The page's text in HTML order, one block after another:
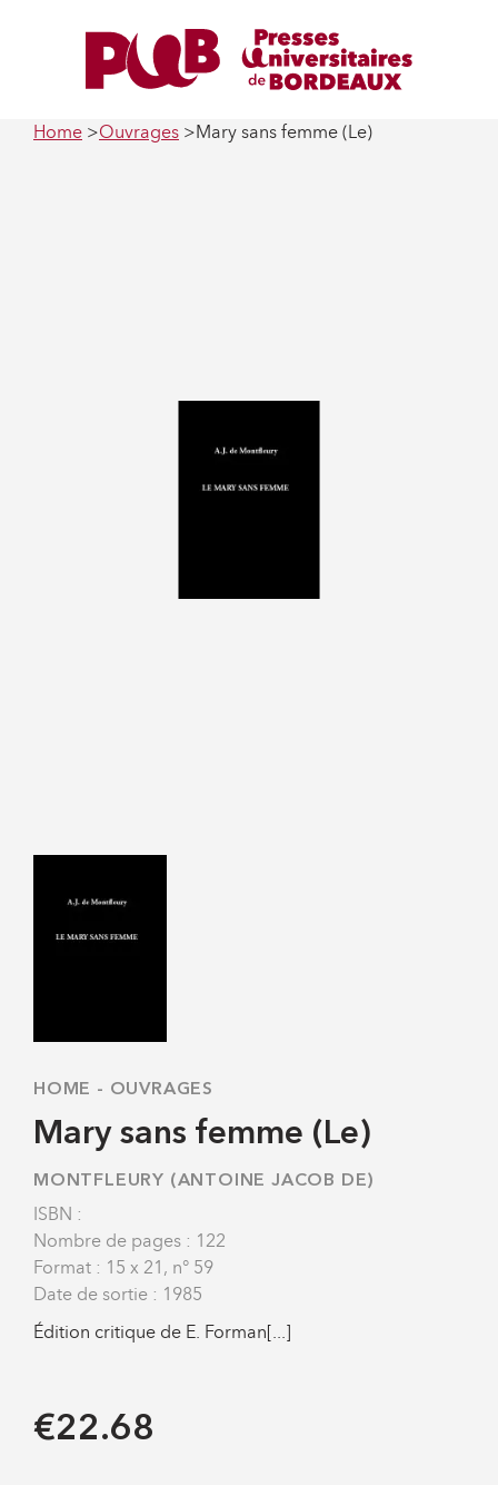
Home Ouvrages Mary sans femme (Le)
HOME - OUVRAGES
Mary sans femme (Le)
MONTFLEURY (ANTOINE JACOB DE)
ISBN :
Nombre de pages : 122
Format : 15 x 21, n° 59
Date de sortie : 1985
Édition critique de E. Forman[...]
€22.68